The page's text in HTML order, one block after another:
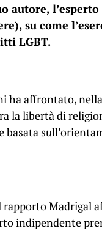
autore,
su come
LGBT.
affrontato, nella
la libertà di
Madrigal
indipendente